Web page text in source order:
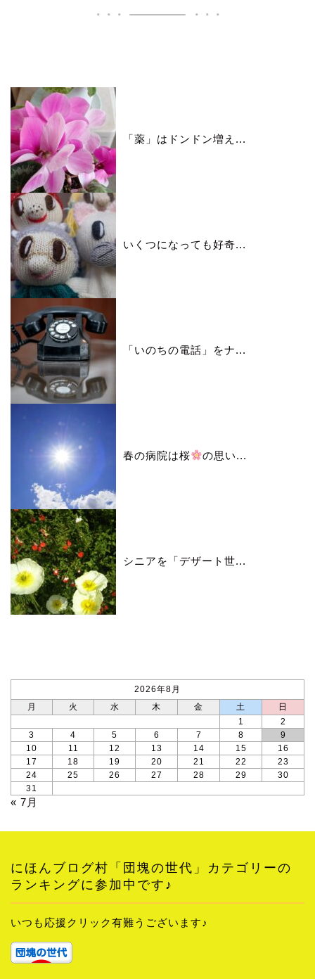
「薬」はドンドン増え...
いくつになっても好奇...
「いのちの電話」をナ...
春の病院は桜 の思い...
シニアを「デザート世...
2026年8月
月
火 水 木 金 土
日
1
2
3
4 5 6 7 8
9
10
11 12 13 14 15
16
17
18 19 20 21 22
23
24
25 26 27 28 29
30
31
« 7月
にほんブログ村「団塊の世代」カテゴリーの
ランキングに参加中です♪
いつも応援クリック有難うございます♪